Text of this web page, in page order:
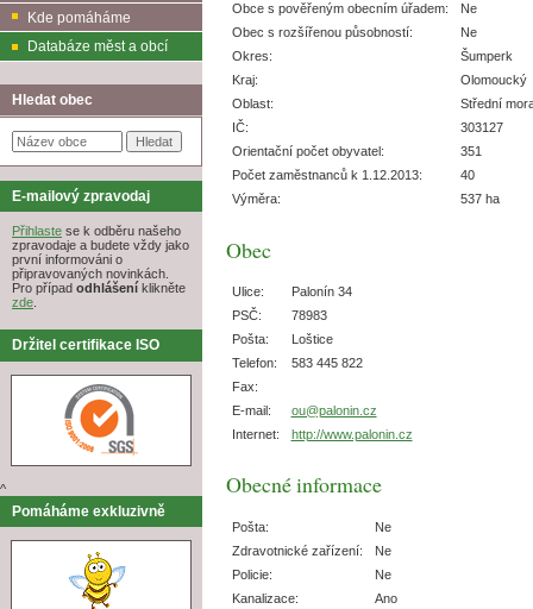
Kde pomáháme
Databáze měst a obcí
Hledat obec
E-mailový zpravodaj
Přihlaste se k odběru našeho
zpravodaje a budete vždy jako
první informováni o
připravovaných novinkách.
Pro případ odhlášení klikněte
zde.
Držitel certifikace ISO
^
Pomáháme exkluzivně
Obce s pověřeným obecním úřadem:
Ne
Obec s rozšířenou působností:
Ne
Okres:
Šumperk
Kraj:
Olomoucký
Oblast:
Střední
IČ:
303127
Orientační počet obyvatel:
351
Počet zaměstnanců k 1.12.2013:
40
Výměra:
537 ha
Obec
Ulice:
Palonín 34
PSČ:
78983
Pošta:
Loštice
Telefon:
583 445 822
Fax:
E-mail:
ou@palonin.cz
Internet:
http://www.palonin.cz
Obecné informace
Pošta:
Ne
Zdravotnické zařízení:
Ne
Policie:
Ne
Kanalizace:
Ano